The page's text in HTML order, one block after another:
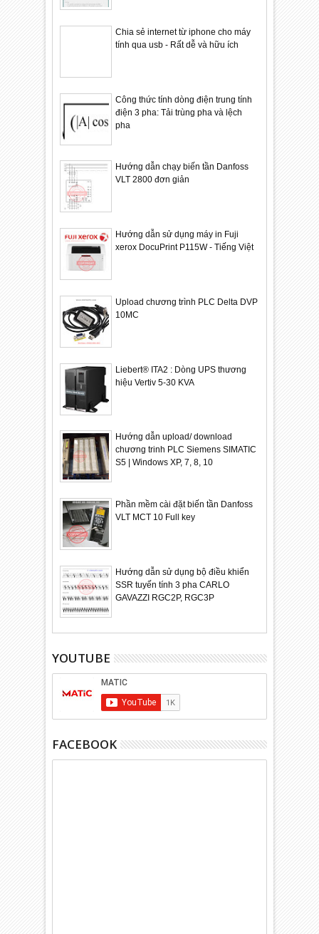
Chia sẻ internet từ iphone cho máy
tính qua usb - Rất dễ và hữu ích
Công thức tính dòng điện trung tính
điện 3 pha: Tải trùng pha và lệch
pha
Hướng dẫn chạy biến tần Danfoss
VLT 2800 đơn giản
Hướng dẫn sử dụng máy in Fuji
xerox DocuPrint P115W - Tiếng Việt
Upload chương trình PLC Delta DVP
10MC
Liebert® ITA2 : Dòng UPS thương
hiệu Vertiv 5-30 KVA
Hướng dẫn upload/ download
chương trinh PLC Siemens SIMATIC
S5 | Windows XP, 7, 8, 10
Phần mềm cài đặt biến tần Danfoss
VLT MCT 10 Full key
Hướng dẫn sử dụng bộ điều khiển
SSR tuyến tính 3 pha CARLO
GAVAZZI RGC2P, RGC3P
YOUTUBE
FACEBOOK